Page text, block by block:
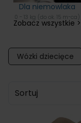
Dla niemowlaka
0 - 13 kg (do ok. 15 m-ca)
Zobacz wszystkie >
Wózki dziecięce
Sortuj wg